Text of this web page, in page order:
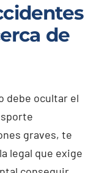
de
debe ocultar el
graves, te
legal que exige